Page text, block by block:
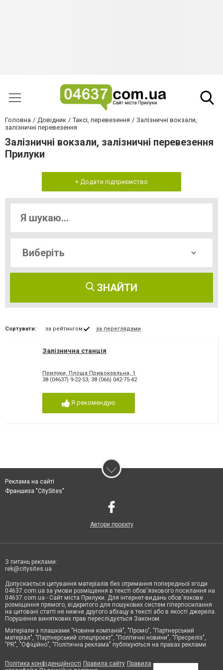
Головна Довідник Таксі, перевезення
Залізничні вокзали,
залізничні перевезення
Залізничні вокзали, залізничні перевезення
Прилуки
+ Додати підприємство
ЗНАЙТИ
Сортувати: за рейтингом за переглядами
Залізнична станція
Прилуки, Площа Привокзальна, 1
38 (04637) 9-22-53, 38 (066) 042-75-42
Я рекомендую
Реклама на сайті
Франшиза "CitySites"
Автори проєкту
З питань реклами:
rek@citysites.ua
Допускається цитування матеріалів без отримання попередньої згоди
04637.com.ua за умови розміщення в тексті обов'язкового посилання на
04637.com.ua - Сайт міста Прилуки. Для інтернет-видань обов'язкове
розміщення прямого, відкритого для пошукових систем гіперпосилання
на цитовані статті не нижче другого абзацу в тексті або в якості джерела.
Порушення виняткових прав переслідується Законом.
Матеріали з плашками "Новини компаній", "Промо", "Партнерський
матеріал", "Партнерський спецпроєкт", "Політичні новини", "Пресреліз",
"PR", "Офіційно", "Політична реклама" публікуються на правах реклами.
Політика конфіденційності Правила сайту Правила